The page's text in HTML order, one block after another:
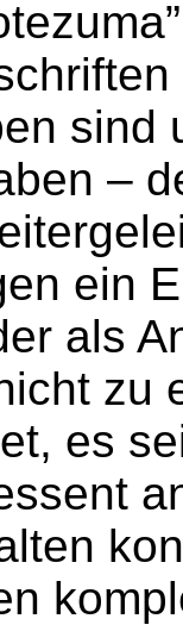
sind
–
ein
als
zu
es